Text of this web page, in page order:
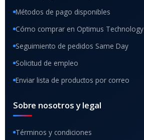
Métodos de pago disponibles
Cómo comprar en Optimus Technology
Seguimiento de pedidos Same Day
Solicitud de empleo
Enviar lista de productos por correo
Sobre nosotros y legal
Términos y condiciones